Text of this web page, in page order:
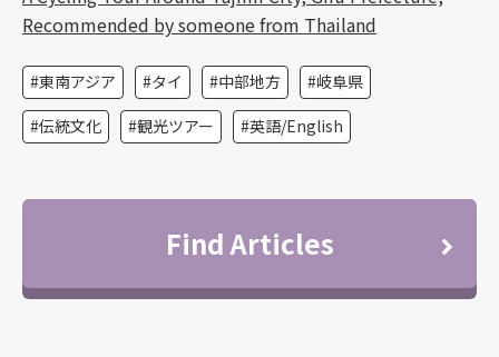
Recommended by someone from Thailand
東南アジア タイ 中部地方
岐阜県
伝統文化
観光ツアー 英語/English
Find Articles